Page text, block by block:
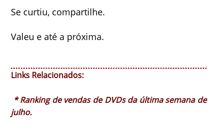
Se curtiu, compartilhe.
Valeu e até a próxima.
Links Relacionados:
* Ranking de vendas de DVDs da última semana de
julho.